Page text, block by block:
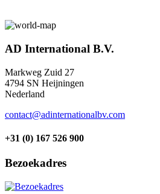
AD International B.V.
Markweg Zuid 27
4794 SN Heijningen
Nederland
contact@adinternationalbv.com
+31 (0) 167 526 900
Bezoekadres